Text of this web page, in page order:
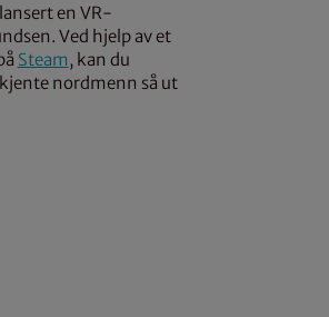
en VR-
Ved hjelp av et
Steam, kan du
nordmenn så ut